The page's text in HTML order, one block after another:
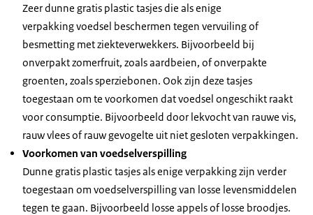
Zeer dunne gratis plastic tasjes die als enige
verpakking voedsel beschermen tegen vervuiling of
besmetting met ziekteverwekkers. Bijvoorbeeld bij
onverpakt zomerfruit, zoals aardbeien, of onverpakte
groenten, zoals sperziebonen. Ook zijn deze tasjes
toegestaan om te voorkomen dat voedsel ongeschikt raakt
voor consumptie. Bijvoorbeeld door lekvocht van rauwe vis,
rauw vlees of rauw gevogelte uit niet gesloten verpakkingen.
Voorkomen van voedselverspilling
Dunne gratis plastic tasjes als enige verpakking zijn verder
toegestaan om voedselverspilling van losse levensmiddelen
tegen te gaan. Bijvoorbeeld losse appels of losse broodjes.